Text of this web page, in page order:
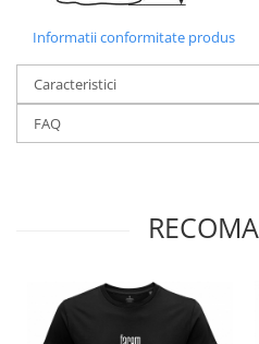
Informatii conformitate produs
Caracteristici
FAQ